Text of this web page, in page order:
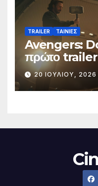
TRAILER ΤΑΙΝΙΕΣ
Avengers:
πρώτο trailer
μεγαλύτερη
της Marvel
20 ΙΟΥΛΊΟΥ, 2026